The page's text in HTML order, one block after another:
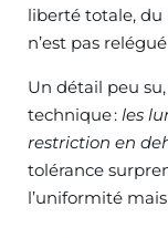
liberté totale,
n’est pas
Un détail peu
technique : les
restriction en
tolérance
l’uniformité